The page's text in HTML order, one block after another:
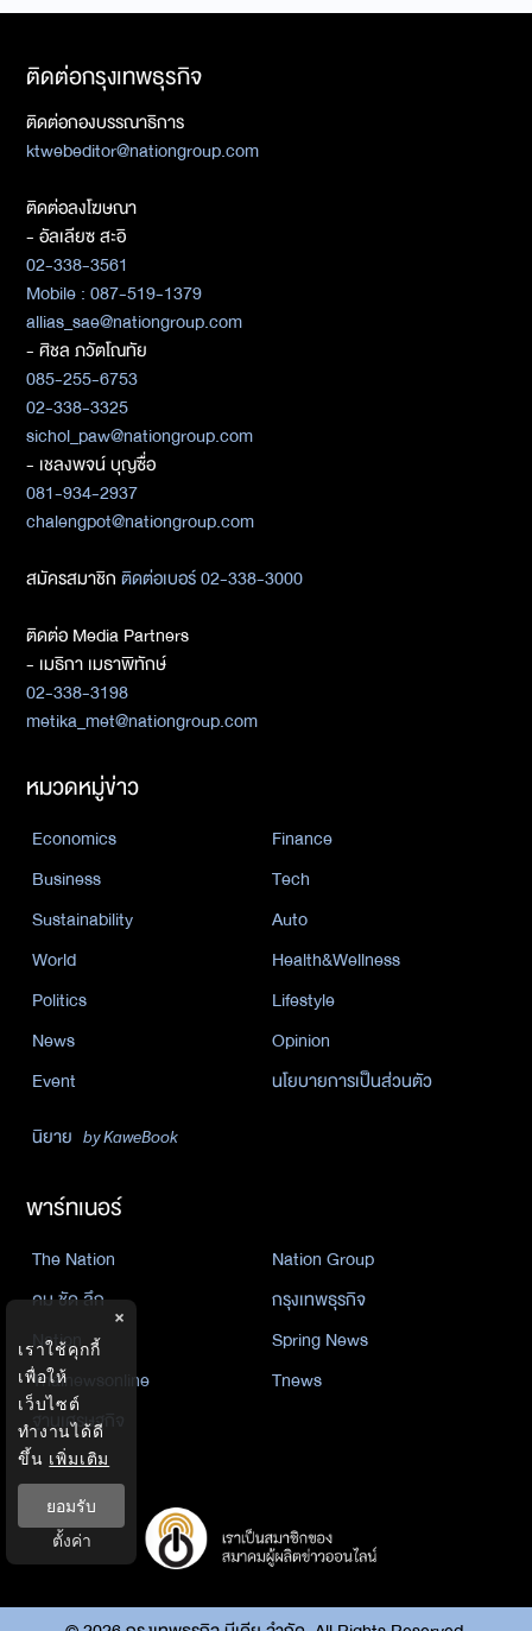
ติดต่อกรุงเทพธุรกิจ
ติดต่อกองบรรณาธิการ
ktwebeditor@nationgroup.com
ติดต่อลงโฆษณา
- อัลเลียซ สะอิ
02-338-3561
Mobile : 087-519-1379
allias_sae@nationgroup.com
- ศิชล ภวัตโณทัย
085-255-6753
02-338-3325
sichol_paw@nationgroup.com
- เชลงพจน์ บุญซื่อ
081-934-2937
chalengpot@nationgroup.com
สมัครสมาชิกติดต่อเบอร์ 02-338-3000
ติดต่อ Media Partners
- เมธิกา เมธาพิทักษ์
02-338-3198
metika_met@nationgroup.com
หมวดหมู่ข่าว
Economics
Finance
Business
Tech
Sustainability
Auto
World
Health&Wellness
Politics
Lifestyle
News
Opinion
Event
นโยบายการเป็นส่วนตัว
นิยาย by KaweBook
พาร์ทเนอร์
The Nation
Nation Group
คม ชัด ลึก
กรุงเทพธุรกิจ
Nation
Spring News
Thainewsonline
Tnews
ฐานเศรษฐกิจ
×
เราใช้คุกกี้
เพื่อให้
เว็บไซต์
ทำงานได้ดี
ขึ้น เพิ่มเติม
ยอมรับ
ตั้งค่า